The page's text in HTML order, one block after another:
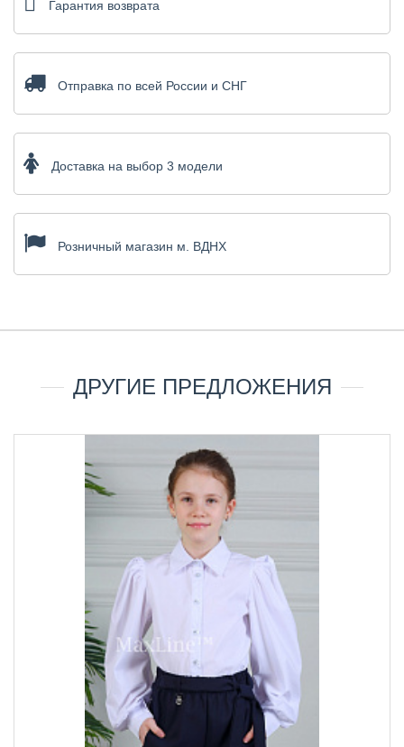
Гарантия возврата
Отправка по всей России и СНГ
Доставка на выбор 3 модели
Розничный магазин м. ВДНХ
ДРУГИЕ ПРЕДЛОЖЕНИЯ